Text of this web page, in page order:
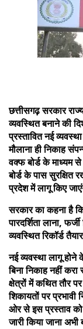
छत्तीसगढ़ सरकार
व्यवस्थित बनाने की
प्रस्तावित नई
मौलाना ही निकाह
वक्फ बोर्ड के माध्यम से
बोर्ड के पास सुरक्षित
प्रदेश में लागू किए
सरकार का कहना है
पारदर्शिता लाना,
व्यवस्थित रिकॉर्ड
नई व्यवस्था लागू होने
बिना निकाह नहीं
क्षेत्रों में कथित तौर
शिकायतों पर प्रभावी
ओर से इस प्रस्ताव
जारी किया जाना अभी